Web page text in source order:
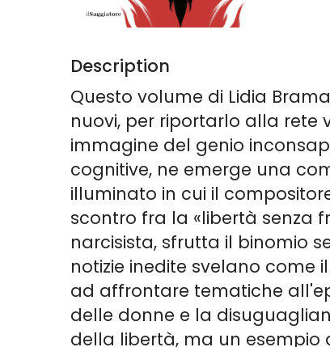
Description
Questo volume di Lidia
nuovi, per riportarlo alla rete
immagine del genio
cognitive, ne emerge una
illuminato in cui il
scontro fra la «libertà senza
narcisista, sfrutta il binomio
notizie inedite svelano come
ad affrontare tematiche
delle donne e la
della libertà, ma un esempio